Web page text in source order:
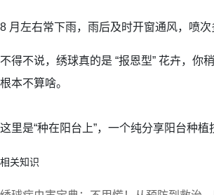
8 月左右常下雨，雨后及时开窗通风，喷次
不得不说，绣球真的是 “报恩型” 花卉，你
根本不算啥。
这里是“种在阳台上”，一个纯分享阳台种植
相关知识